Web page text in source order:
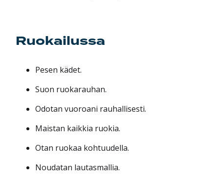
Ruokailussa
Pesen kädet.
Suon ruokarauhan.
Odotan vuoroani rauhallisesti.
Maistan kaikkia ruokia.
Otan ruokaa kohtuudella.
Noudatan lautasmallia.